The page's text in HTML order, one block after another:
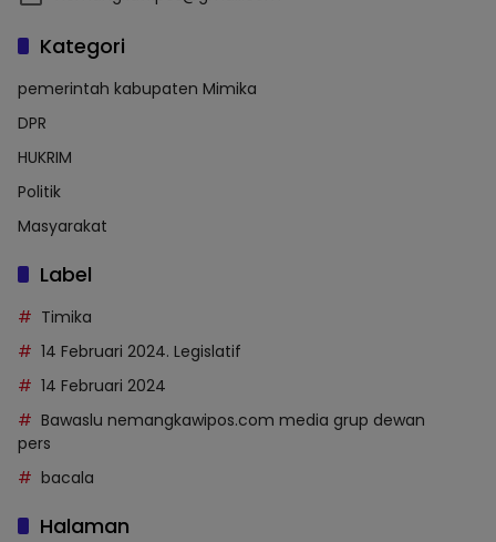
Kategori
pemerintah kabupaten Mimika
DPR
HUKRIM
Politik
Masyarakat
Label
Timika
14 Februari 2024. Legislatif
14 Februari 2024
Bawaslu nemangkawipos.com media grup dewan
pers
bacala
Halaman